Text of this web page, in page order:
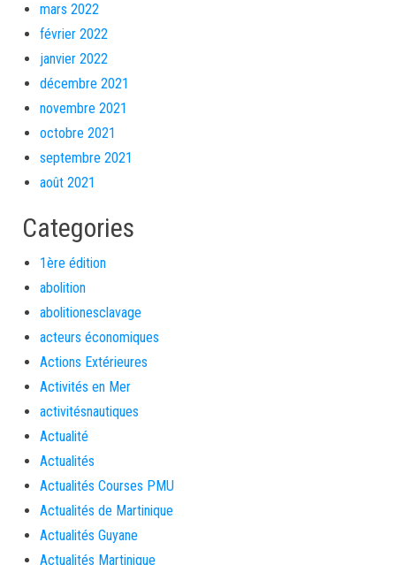
mars 2022
février 2022
janvier 2022
décembre 2021
novembre 2021
octobre 2021
septembre 2021
août 2021
Categories
1ère édition
abolition
abolitionesclavage
acteurs économiques
Actions Extérieures
Activités en Mer
activitésnautiques
Actualité
Actualités
Actualités Courses PMU
Actualités de Martinique
Actualités Guyane
Actualités Martinique